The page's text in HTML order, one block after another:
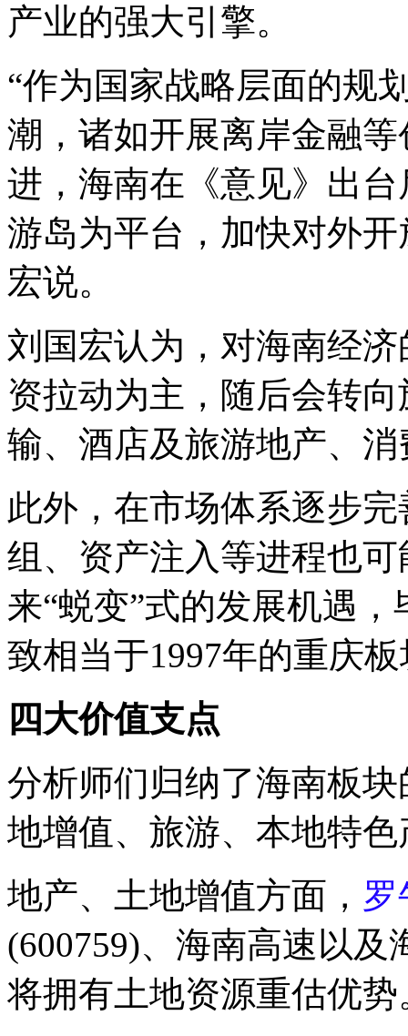
产业的强大引擎。
“作为国家战略层面的规
潮，诸如开展离岸金融
进，海南在《意见》出
游岛为平台，加快对外
宏说。
刘国宏认为，对海南经
资拉动为主，随后会转
输、酒店及旅游地产、
此外，在市场体系逐步
组、资产注入等进程也
来“蜕变”式的发展机遇
致相当于1997年的重庆
四大价值支点
分析师们归纳了海南板
地增值、旅游、本地特
地产、土地增值方面， 罗
(600759)、海南高速以及
将拥有土地资源重估优势